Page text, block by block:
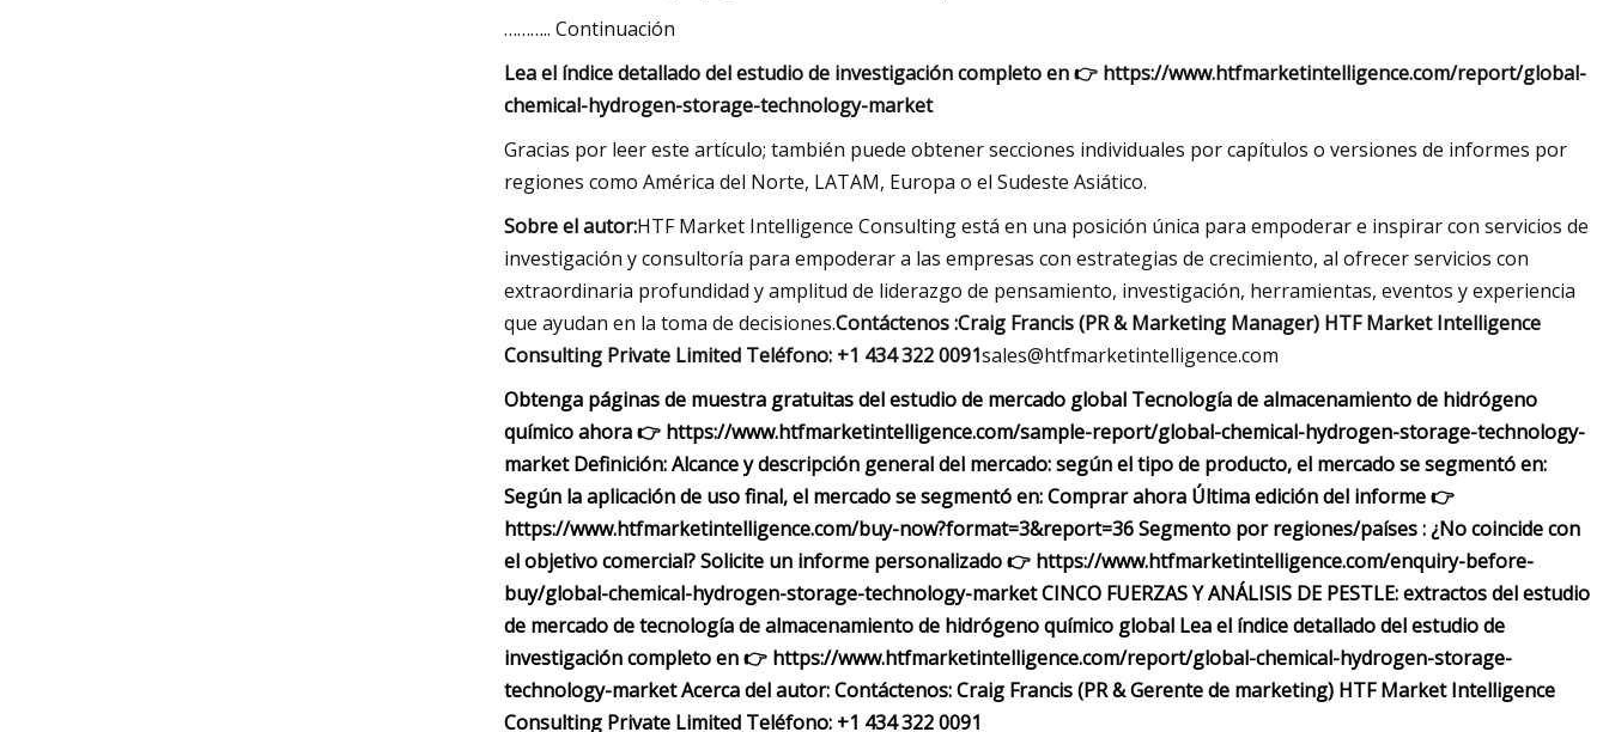
……….. Continuación
Lea el índice detallado del estudio de investigación completo en 👉 https://www.htfmarketintelligence.com/report/global-
chemical-hydrogen-storage-technology-market
Gracias por leer este artículo; también puede obtener secciones individuales por capítulos o versiones de informes por
regiones como América del Norte, LATAM, Europa o el Sudeste Asiático.
Sobre el autor:HTF Market Intelligence Consulting está en una posición única para empoderar e inspirar con servicios de
investigación y consultoría para empoderar a las empresas con estrategias de crecimiento, al ofrecer servicios con
extraordinaria profundidad y amplitud de liderazgo de pensamiento, investigación, herramientas, eventos y experiencia
que ayudan en la toma de decisiones.Contáctenos :Craig Francis (PR & Marketing Manager) HTF Market Intelligence
Consulting Private Limited Teléfono: +1 434 322 0091sales@htfmarketintelligence.com
Obtenga páginas de muestra gratuitas del estudio de mercado global Tecnología de almacenamiento de hidrógeno
químico ahora 👉 https://www.htfmarketintelligence.com/sample-report/global-chemical-hydrogen-storage-technology-
market Definición: Alcance y descripción general del mercado: según el tipo de producto, el mercado se segmentó en:
Según la aplicación de uso final, el mercado se segmentó en: Comprar ahora Última edición del informe 👉
https://www.htfmarketintelligence.com/buy-now?format=3&report=36 Segmento por regiones/países : ¿No coincide con
el objetivo comercial? Solicite un informe personalizado 👉 https://www.htfmarketintelligence.com/enquiry-before-
buy/global-chemical-hydrogen-storage-technology-market CINCO FUERZAS Y ANÁLISIS DE PESTLE: extractos del estudio
de mercado de tecnología de almacenamiento de hidrógeno químico global Lea el índice detallado del estudio de
investigación completo en 👉 https://www.htfmarketintelligence.com/report/global-chemical-hydrogen-storage-
technology-market Acerca del autor: Contáctenos: Craig Francis (PR & Gerente de marketing) HTF Market Intelligence
Consulting Private Limited Teléfono: +1 434 322 0091